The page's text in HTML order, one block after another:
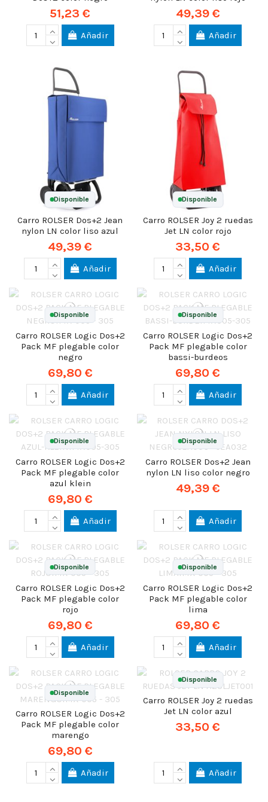
51,23 €
Añadir
49,39 €
Añadir
Disponible
Carro ROLSER Dos+2 Jean
nylon LN color liso azul
49,39 €
Añadir
Disponible
Carro ROLSER Joy 2 ruedas
Jet LN color rojo
33,50 €
Añadir
Disponible
Carro ROLSER Logic Dos+2
Pack MF plegable color
negro
69,80 €
Añadir
Disponible
Carro ROLSER Logic Dos+2
Pack MF plegable color
bassi-burdeos
69,80 €
Añadir
Disponible
Carro ROLSER Logic Dos+2
Pack MF plegable color
azul klein
69,80 €
Añadir
Disponible
Carro ROLSER Dos+2 Jean
nylon LN liso color negro
49,39 €
Añadir
Disponible
Carro ROLSER Logic Dos+2
Pack MF plegable color
rojo
69,80 €
Añadir
Disponible
Carro ROLSER Logic Dos+2
Pack MF plegable color
lima
69,80 €
Añadir
Disponible
Carro ROLSER Logic Dos+2
Pack MF plegable color
marengo
69,80 €
Añadir
Disponible
Carro ROLSER Joy 2 ruedas
Jet LN color azul
33,50 €
Añadir